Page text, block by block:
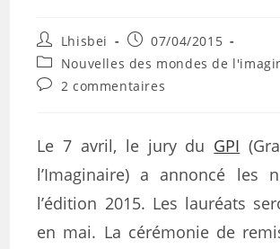
Lhisbei
07/04/2015
Nouvelles des mondes de
2 commentaires
Le 7 avril, le jury du GPI
l’Imaginaire) a annoncé les
l’édition 2015. Les lauréats
en mai. La cérémonie de